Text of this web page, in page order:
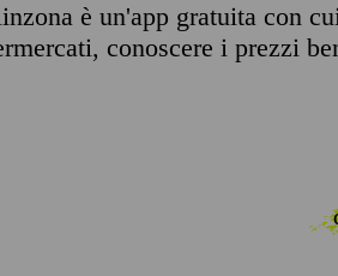
è un'app gratuita con
conoscere i prezzi